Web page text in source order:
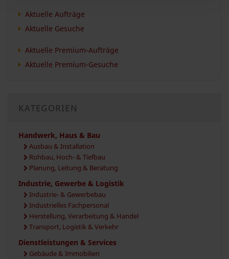
Aktuelle Aufträge
Aktuelle Gesuche
Aktuelle Premium-Aufträge
Aktuelle Premium-Gesuche
KATEGORIEN
Handwerk, Haus & Bau
Ausbau & Installation
Rohbau, Hoch- & Tiefbau
Planung, Leitung & Beratung
Industrie, Gewerbe & Logistik
Industrie- & Gewerbebau
Industrielles Fachpersonal
Herstellung, Verarbeitung & Handel
Transport, Logistik & Verkehr
Dienstleistungen & Services
Gebäude & Immobilien